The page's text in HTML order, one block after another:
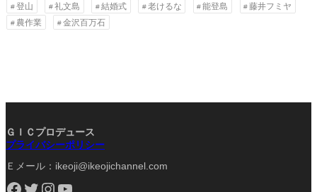
登山
礼文島 結婚式 老けるな 能登島
藤井フミヤ
農作業
金沢百万石
ＧＩＣプロデュース
プライバシーポリシー
Ｅメール：ikeoji@ikeojichannel.com
Facebook Twitter Instagram YouTube